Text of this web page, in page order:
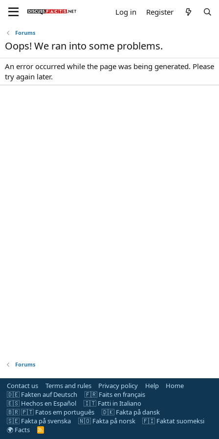
Log in Register
Forums
Oops! We ran into some problems.
An error occurred while the page was being generated. Please
try again later.
Forums
Contact us Terms and rules Privacy policy Help
Home
🇩🇪 Fakten auf Deutsch
🇫🇷 Faits en français
🇪🇸 Hechos en Español
🇮🇹 Fatti in Italiano
🇧🇷 🇵🇹 Fatos em português
🇩🇰 Fakta på dansk
🇸🇪 Fakta på svenska
🇳🇴 Fakta på norsk
🇫🇮 Faktat suomeksi
🌍 Facts
R